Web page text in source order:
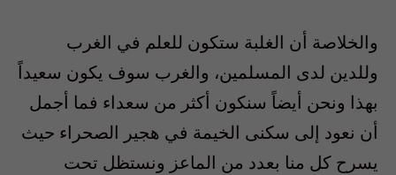
والخلاصة أن الغلبة ستكون للعلم في الغرب
وللدين لدى المسلمين، والغرب سوف يكون سعيداً
بهذا ونحن أيضاً سنكون أكثر من سعداء فما أجمل
أن نعود إلى سكنى الخيمة في هجير الصحراء حيث
يسرح كل منا بعدد من الماعز ونستظل تحت